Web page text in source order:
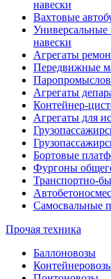
навески
Вахтовые
навески
Агрегаты
Передвижные
Агрегаты
Контейнер-
Агрегаты для
Бортовые
Фургоны
Транспортно-
Самосвальные
Прочая техника
Баллоновозы